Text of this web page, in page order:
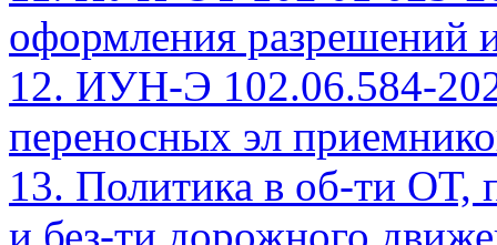
оформления разрешений
12. ИУН-Э 102.06.584-
переносных эл
13. Политика в об-ти ОТ,
и без-ти дорожного